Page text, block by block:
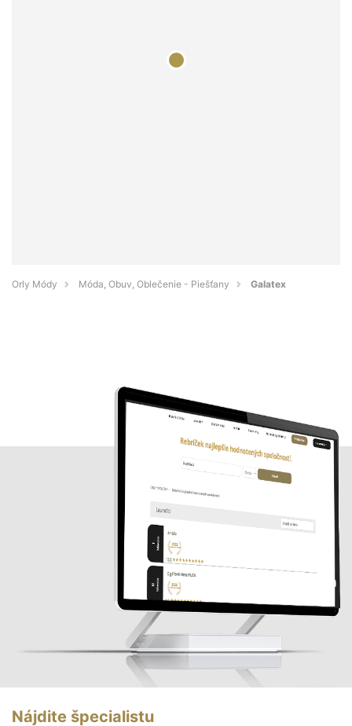
Orly Módy Móda, Obuv, Oblečenie - Piešťany Galatex
Nájdite špecialistu